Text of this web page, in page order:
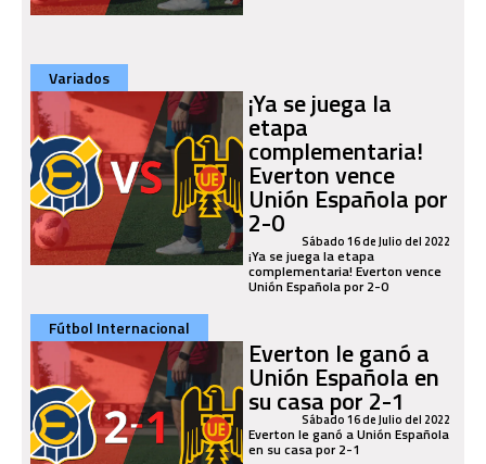
Variados
¡Ya se juega la
etapa
complementaria!
Everton vence
Unión Española por
2-0 Sábado 16 de Julio del 2022
¡Ya se juega la etapa
complementaria! Everton vence
Unión Española por 2-0
Fútbol Internacional
Everton le ganó a
Unión Española en
su casa por 2-1
Sábado 16 de Julio del 2022
Everton le ganó a Unión Española
en su casa por 2-1